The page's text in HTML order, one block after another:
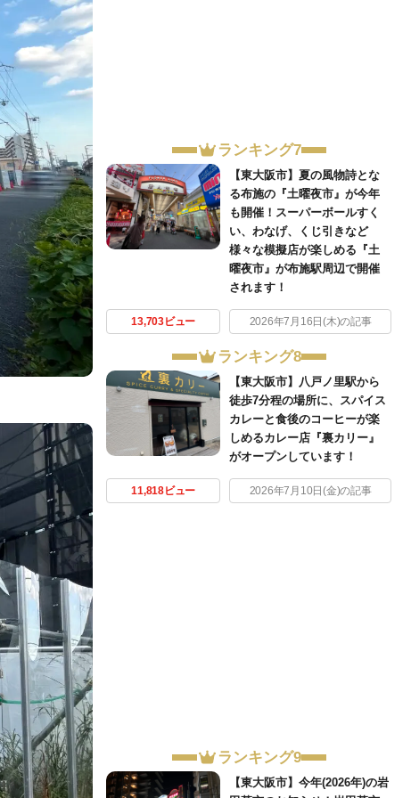
ランキング7
【東大阪市】夏の風物詩とな
る布施の『土曜夜市』が今年
も開催！スーパーボールすく
い、わなげ、くじ引きなど
様々な模擬店が楽しめる『土
曜夜市』が布施駅周辺で開催
されます！
13,703ビュー 2026年7月16日(木)の記事
ランキング8
【東大阪市】八戸ノ里駅から
徒歩7分程の場所に、スパイス
カレーと食後のコーヒーが楽
しめるカレー店『裏カリー』
がオープンしています！
11,818ビュー 2026年7月10日(金)の記事
ランキング9
【東大阪市】今年(2026年)の岩